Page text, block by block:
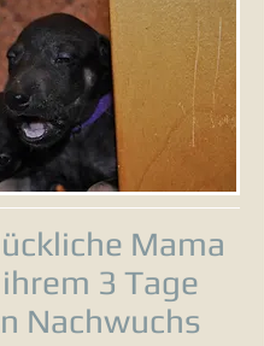
Mama
3 Tage
Nachwuchs